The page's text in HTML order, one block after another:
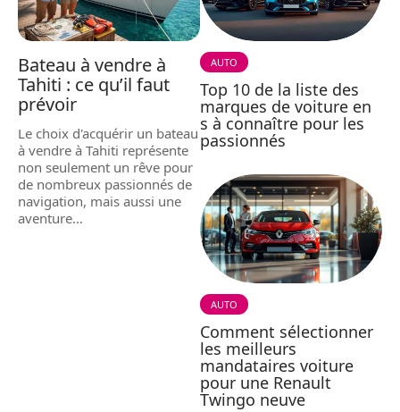
Bateau à vendre à
Tahiti : ce qu’il faut
prévoir
Le choix d'acquérir un bateau
à vendre à Tahiti représente
non seulement un rêve pour
de nombreux passionnés de
navigation, mais aussi une
aventure…
AUTO
Top 10 de la liste des
marques de voiture en
s à connaître pour les
passionnés
AUTO
Comment sélectionner
les meilleurs
mandataires voiture
pour une Renault
Twingo neuve